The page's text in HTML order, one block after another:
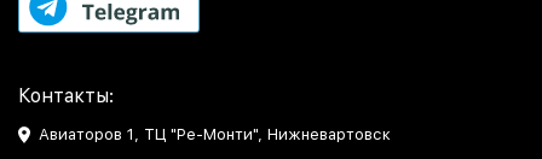
Контакты:
Авиаторов 1, ТЦ "Ре-Монти", Нижневартовск